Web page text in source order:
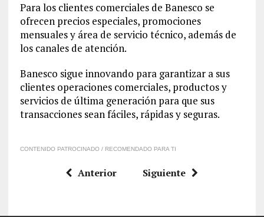
Para los clientes comerciales de Banesco se
ofrecen precios especiales, promociones
mensuales y área de servicio técnico, además de
los canales de atención.
Banesco sigue innovando para garantizar a sus
clientes operaciones comerciales, productos y
servicios de última generación para que sus
transacciones sean fáciles, rápidas y seguras.
CONTENIDO PATROCINADO / RECOMENDADO PARA TI
Anterior Siguiente